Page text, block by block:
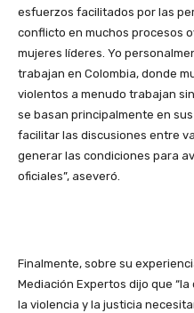
esfuerzos facilitados por las
conflicto en muchos procesos
mujeres líderes. Yo
trabajan en Colombia, donde
violentos a menudo trabajan
se basan principalmente en
facilitar las discusiones entre
generar las condiciones para
oficiales”, aseveró.
Finalmente, sobre su
Mediación Expertos dijo que
la violencia y la justicia